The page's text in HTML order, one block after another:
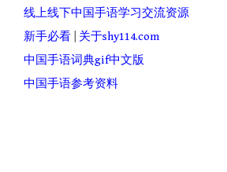
线上线下中国手语学习交流资源
新手必看
关于shy114.com
中国手语词典gif中文版
中国手语参考资料